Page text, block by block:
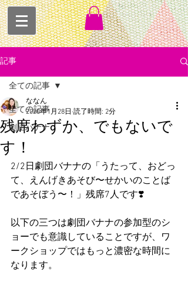
記事
全ての記事
劇団バナナ
全ての記事
残席わずか、でもないで
す！
ななん
2020年1月28日 読了時間: 2分
2/2日劇団バナナの「うたって、おどっ
て、えんげきあそび〜せかいのことば
であそぼう〜！」残席7人です❣️
以下の三つは劇団バナナの参加型のシ
ョーでも意識していることですが、ワ
ークショップではもっと濃密な時間に
なります。